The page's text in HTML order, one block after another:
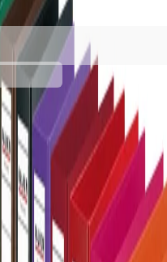
на гърба [mm]